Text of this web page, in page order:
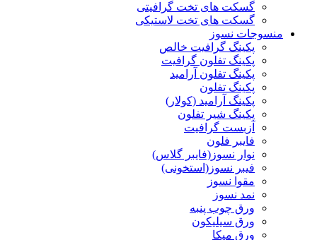
گسکت های تخت گرافیتی
گسکت های تخت لاستیکی
منسوجات نسوز
پکینگ گرافیت خالص
پکینگ تفلون گرافیت
پکینگ تفلون آرامید
پکینگ تفلون
پکینگ آرامید (کولار)
پکینگ شیر تفلون
آزبست گرافیت
فایبر فلون
نوار نسوز(فایبر گلاس)
فیبر نسوز(استخونی)
مقوا نسوز
نمد نسوز
ورق چوب پنبه
ورق سیلیکون
ورق میکا